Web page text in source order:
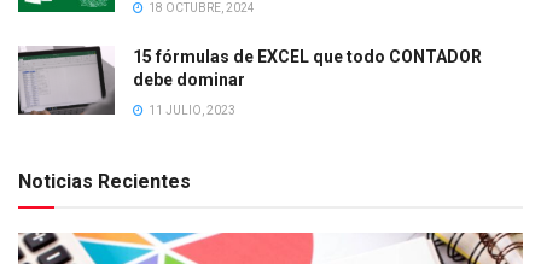
18 OCTUBRE, 2024
15 fórmulas de EXCEL que todo CONTADOR
debe dominar
11 JULIO, 2023
Noticias Recientes